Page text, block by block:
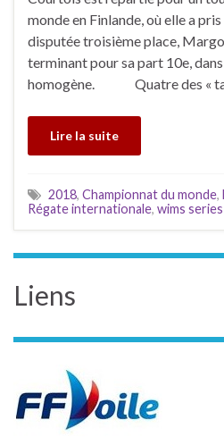
monde en Finlande, où elle a
disputée troisième place,
terminant pour sa part 10e,
homogène. Quatre des «
Lire la suite
2018, Championnat du monde,
Régate internationale, wims series
Liens